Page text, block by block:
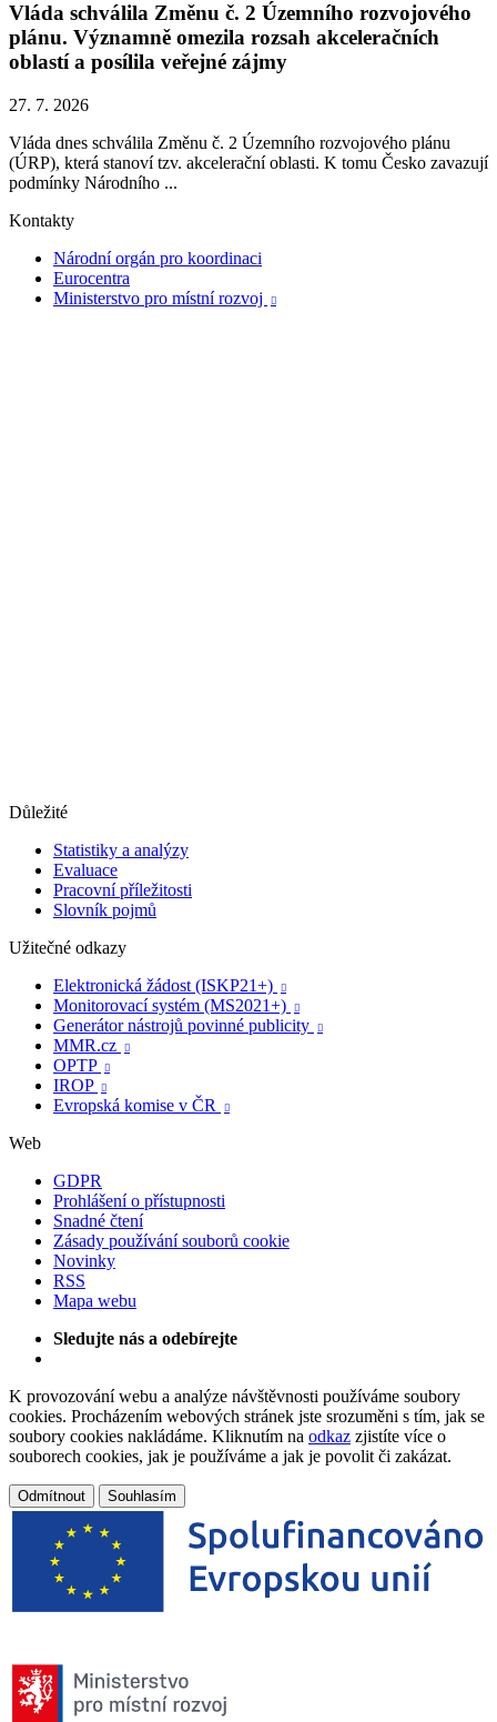
Vláda schválila Změnu č. 2 Územního rozvojového
plánu. Významně omezila rozsah akceleračních
oblastí a posílila veřejné zájmy
27. 7. 2026
Vláda dnes schválila Změnu č. 2 Územního rozvojového plánu
(ÚRP), která stanoví tzv. akcelerační oblasti. K tomu Česko zavazují
podmínky Národního ...
Kontakty
Národní orgán pro koordinaci
Eurocentra
Ministerstvo pro místní rozvoj

Důležité
Statistiky a analýzy
Evaluace
Pracovní příležitosti
Slovník pojmů
Užitečné odkazy
Elektronická žádost (ISKP21+)

Monitorovací systém (MS2021+) 
Generátor nástrojů povinné publicity 
MMR.cz 
OPTP 
IROP 
Evropská komise v ČR 
Web
GDPR
Prohlášení o přístupnosti
Snadné čtení
Zásady používání souborů cookie
Novinky
RSS
Mapa webu
Sledujte nás a odebírejte
K provozování webu a analýze návštěvnosti používáme soubory
cookies. Procházením webových stránek jste srozuměni s tím, jak se
soubory cookies nakládáme. Kliknutím na odkaz zjistíte více o
souborech cookies, jak je používáme a jak je povolit či zakázat.
Odmítnout Souhlasím